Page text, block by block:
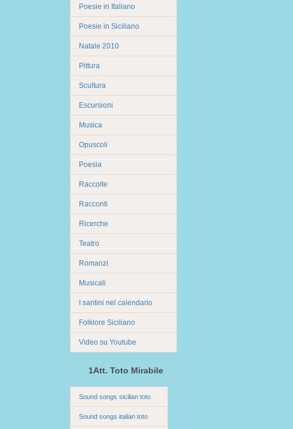
Poesie in Italiano
Poesie in Siciliano
Natale 2010
Pittura
Scultura
Escursioni
Musica
Opuscoli
Poesia
Raccolte
Racconti
Ricerche
Teatro
Romanzi
Musicali
I santini nel calendario
Folklore Siciliano
Video su Youtube
1Att. Toto Mirabile
Sound songs sicilian toto
Sound songs italian toto